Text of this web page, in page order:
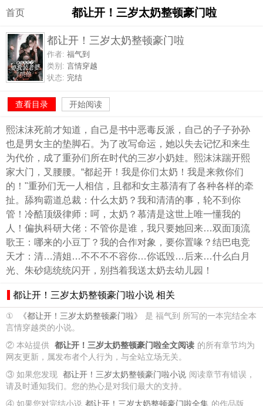
首页 都让开！三岁太奶整顿豪门啦
都让开！三岁太奶整顿豪门啦
作者: 福气到
类别: 言情穿越
状态: 完结
查看目录 开始阅读
熙沫沫死前才知道，自己是书中恶毒反派，自己的子子孙孙
也是男女主的垫脚石。为了改写命运，她以失去记忆和来生
为代价，成了重孙们所在时代的三岁小奶娃。熙沫沫踹开熙
家大门，叉腰腰。“都起开！我是你们太奶！我是来救你们
的！"重孙们无一人相信，且都和女主慕清有了各种各样的牵
扯。舔狗霸道总裁：什么太奶？我和清清的事，轮不到你
管！冷酷顶级律师：呵，太奶？慕清是这世上唯一懂我的
人！偏执科研大佬：不管你是谁，我只要她回来…双面顶流
歌王：哪来的小豆丁？我的合作对象，要你置喙？结巴电竞
天才：清…清姐…不不不不容你…你诋毁…后来…什么白月
光、朱砂痣统统闪开，别挡着我送太奶去幼儿园！
都让开！三岁太奶整顿豪门啦小说 相关
① 《都让开！三岁太奶整顿豪门啦》
是 福气到 所写的一本完结全本
言情穿越类的小说。
② 本站提供 都让开！三岁太奶整顿豪门啦全文阅读 的所有章节均为
网友更新，属发布者个人行为，与全站立场无关。
③ 如果您发现 都让开！三岁太奶整顿豪门啦小说 阅读章节有错误，
请及时通知我们。您的热心是对我们最大的支持。
④ 如果您对完结小说 都让开！三岁太奶整顿豪门啦全集 的作品版